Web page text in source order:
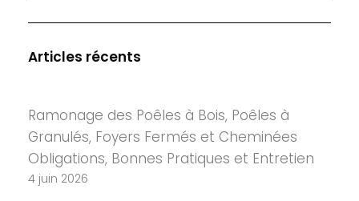
Articles récents
Ramonage des Poêles à Bois, Poêles à
Granulés, Foyers Fermés et Cheminées
Obligations, Bonnes Pratiques et Entretien
4 juin 2026